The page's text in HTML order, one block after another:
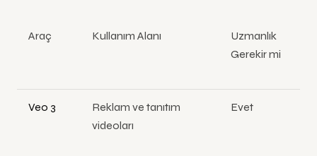
Araç Kullanım Alanı
Uzmanlık
Gerekir mi
Veo 3
Reklam ve tanıtım
videoları
Evet